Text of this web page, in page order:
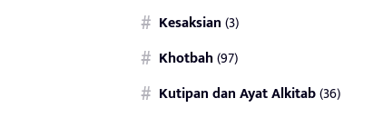
Kesaksian(3)
Khotbah(97)
Kutipan dan Ayat Alkitab(36)